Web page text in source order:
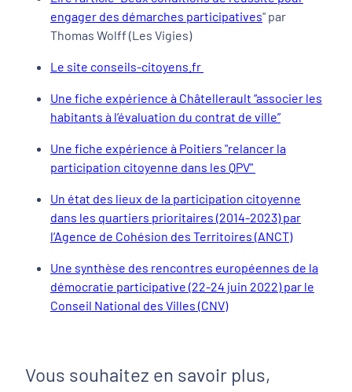
engager des démarches participatives" par
Thomas Wolff (Les Vigies)
Le site conseils-citoyens.fr
Une fiche expérience à Châtellerault “associer les
habitants à l’évaluation du contrat de ville”
Une fiche expérience à Poitiers "relancer la
participation citoyenne dans les QPV"
Un état des lieux de la participation citoyenne
dans les quartiers prioritaires (2014-2023) par
l’Agence de Cohésion des Territoires (ANCT)
Une synthèse des rencontres européennes de la
démocratie participative (22-24 juin 2022) par le
Conseil National des Villes (CNV)
Vous souhaitez en savoir plus,